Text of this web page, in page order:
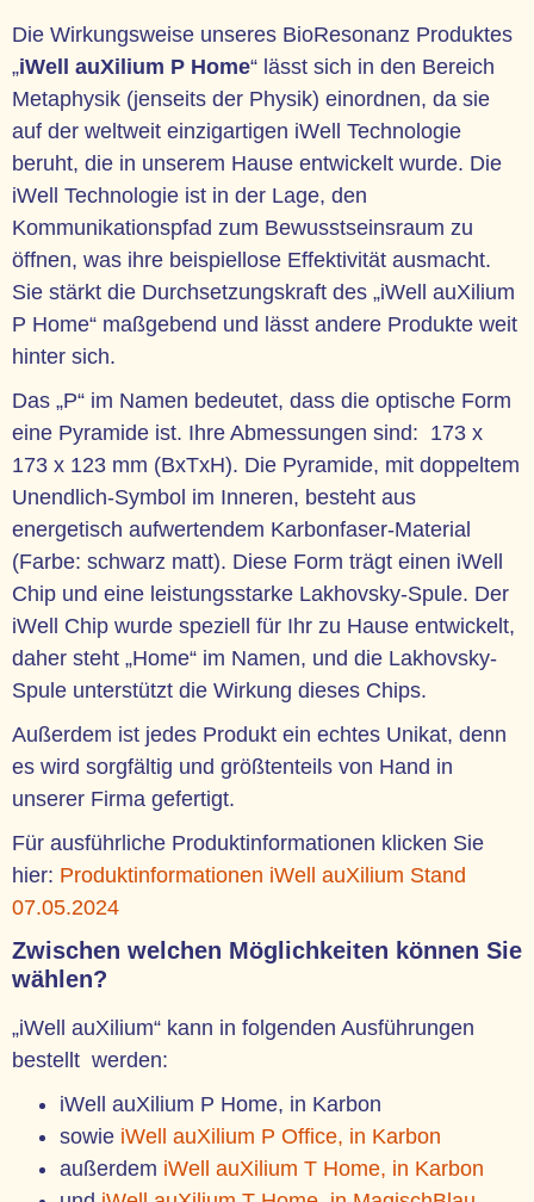
Die Wirkungsweise unseres BioResonanz Produktes
„iWell auXilium P Home“ lässt sich in den Bereich
Metaphysik (jenseits der Physik) einordnen, da sie
auf der weltweit einzigartigen iWell Technologie
beruht, die in unserem Hause entwickelt wurde. Die
iWell Technologie ist in der Lage, den
Kommunikationspfad zum Bewusstseinsraum zu
öffnen, was ihre beispiellose Effektivität ausmacht.
Sie stärkt die Durchsetzungskraft des „iWell auXilium
P Home“ maßgebend und lässt andere Produkte weit
hinter sich.
Das „P“ im Namen bedeutet, dass die optische Form
eine Pyramide ist. Ihre Abmessungen sind: 173 x
173 x 123 mm (BxTxH). Die Pyramide, mit doppeltem
Unendlich-Symbol im Inneren, besteht aus
energetisch aufwertendem Karbonfaser-Material
(Farbe: schwarz matt). Diese Form trägt einen iWell
Chip und eine leistungsstarke Lakhovsky-Spule. Der
iWell Chip wurde speziell für Ihr zu Hause entwickelt,
daher steht „Home“ im Namen, und die Lakhovsky-
Spule unterstützt die Wirkung dieses Chips.
Außerdem ist jedes Produkt ein echtes Unikat, denn
es wird sorgfältig und größtenteils von Hand in
unserer Firma gefertigt.
Für ausführliche Produktinformationen klicken Sie
hier: Produktinformationen iWell auXilium Stand
07.05.2024
Zwischen welchen Möglichkeiten können Sie
wählen?
„iWell auXilium“ kann in folgenden Ausführungen
bestellt werden:
iWell auXilium P Home, in Karbon
sowie iWell auXilium P Office, in Karbon
außerdem iWell auXilium T Home, in Karbon